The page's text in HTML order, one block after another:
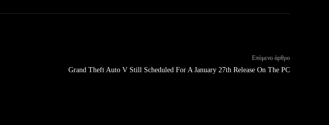
Επόμενο άρθρο
Grand Theft Auto V Still Scheduled For A January 27th Release On The PC